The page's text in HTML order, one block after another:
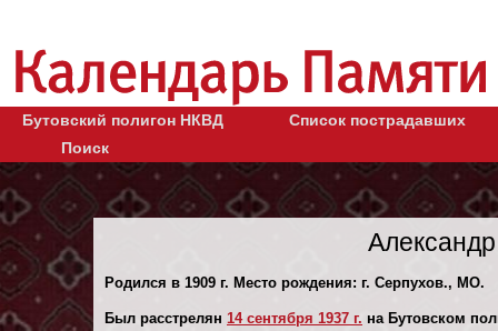
Бутовский полигон НКВД
Список пострадавших
Поиск
Родился в 1909 г. Место рождения: г. Серпухов., МО.
Был расстрелян 14 сентября 1937 г. на Бутовском